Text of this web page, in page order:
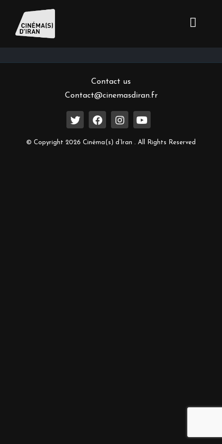
Inscrivez-vous à notre newsletter
Contact us
Contact@cinemasdiran.fr
© Copyright 2026 Cinéma(s) d’Iran . All Rights Reserved